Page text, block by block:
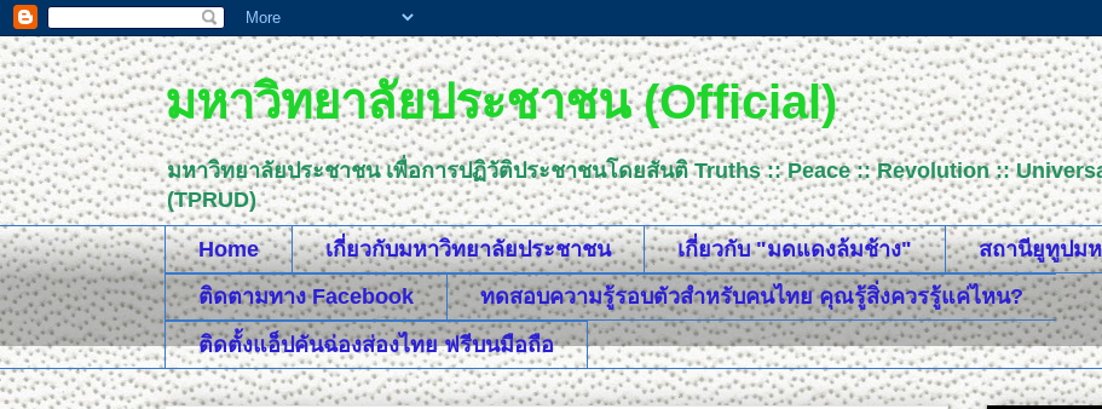
มหาวิทยาลัยประชาชน (Official)
มหาวิทยาลัยประชาชน เพื่อการปฏิวัติประชาชนโดยสันติ Truths :: Peace :: Revolution ::
(TPRUD)
Home เกี่ยวกับมหาวิทยาลัยประชาชน เกี่ยวกับ "มดแดงล้มช้าง"
สถานียูทูปม
ติดตามทาง Facebook
ทดสอบความรู้รอบตัวสำหรับคนไทย คุณรู้สิ่งควรรู้แค่ไหน?
ติดตั้งแอ็ปคันฉ่องส่องไทย ฟรีบนมือถือ